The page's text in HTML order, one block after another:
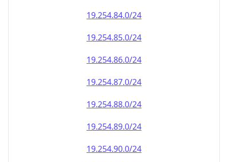
19.254.84.0/24
19.254.85.0/24
19.254.86.0/24
19.254.87.0/24
19.254.88.0/24
19.254.89.0/24
19.254.90.0/24